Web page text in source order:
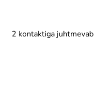
2 kontaktiga